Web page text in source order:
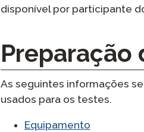
disponível por participante
Preparação
As seguintes informações
usados para os testes.
Equipamento